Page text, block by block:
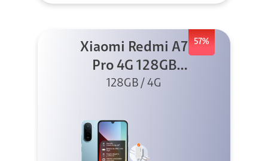
57%
Xiaomi Redmi A7
Pro 4G 128GB
Azul + Cargador
128GB / 4G